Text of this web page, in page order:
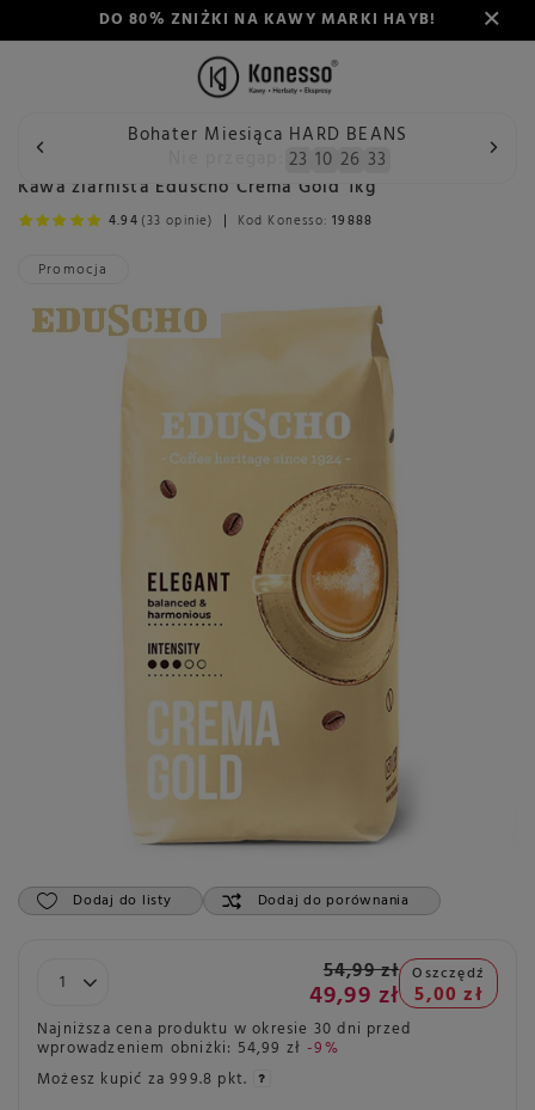
DO 80% ZNIŻKI NA KAWY MARKI HAYB!
Bohater Miesiąca HARD BEANS
23 10 26 32
Wstecz Konesso Kawa Przeznaczenie Do ekspresu
Promocja
Kawa ziarnista Eduscho Crema Gold 1kg
4.94 (33 opinie) Kod Konesso:19888
Dodaj do listy Dodaj do porównania
54,99 zł
49,99 zł
Oszczędź
5,00 zł
Najniższa cena produktu w okresie 30 dni przed
wprowadzeniem obniżki: 54,99 zł -9%
Możesz kupić za999.8 pkt.